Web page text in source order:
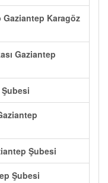
Gaziantep Karagöz
Gaziantep
Şubesi
Şubesi